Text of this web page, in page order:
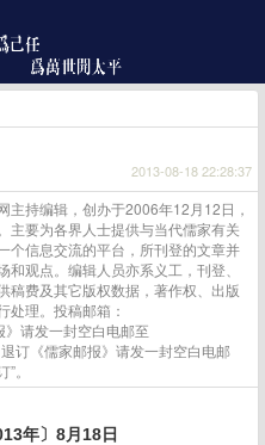
2013-08-18 22:28:37
主持编辑，创办于2006年12月12日，
主要为各界人士提供与当代儒家有关
个信息交流的平台，所刊登的文章并
和观点。编辑人员亦系义工，刊登、
稿费及其它版权数据，著作权、出版
处理。投稿邮箱：
请发一封空白电邮至
订《儒家邮报》请发一封空白电邮
。
年〕8月18日